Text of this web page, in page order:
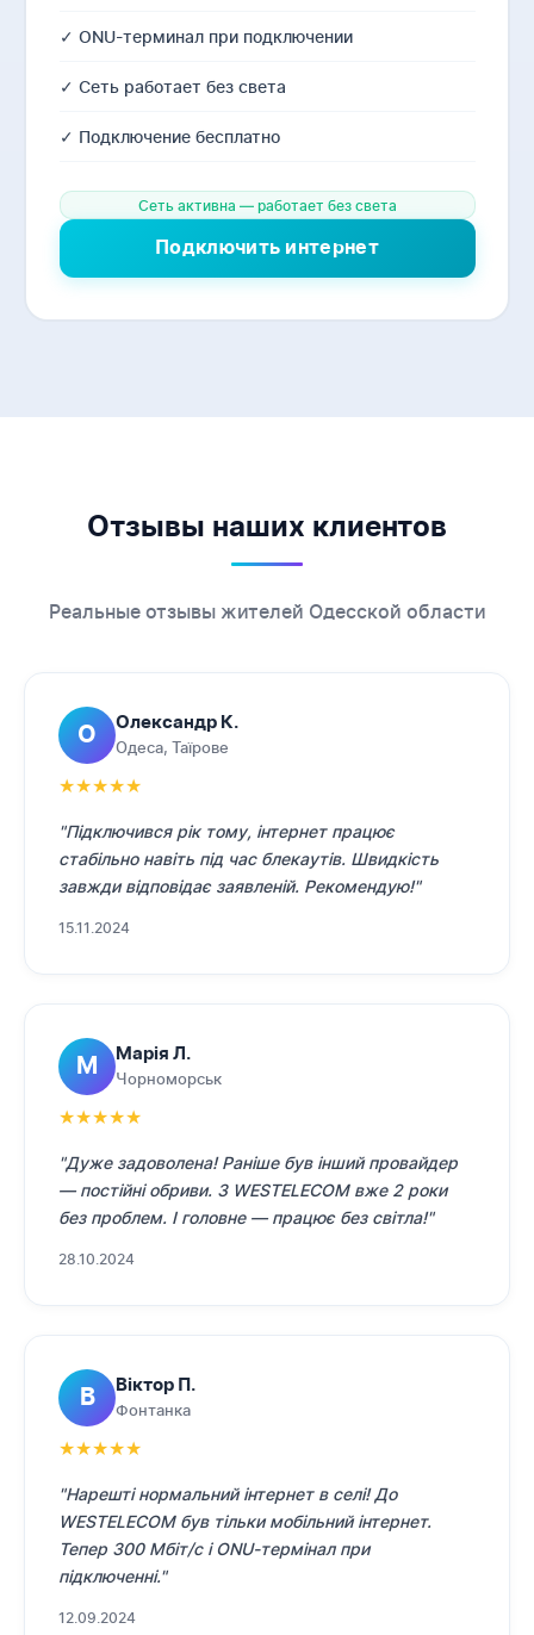
✓ ONU-терминал при подключении
✓ Сеть работает без света
✓ Подключение бесплатно
Сеть активна — работает без света
Подключить интернет
Отзывы наших клиентов
Реальные отзывы жителей Одесской области
О Олександр К.
Одеса, Таїрове
★★★★★
"Підключився рік тому, інтернет працює
стабільно навіть під час блекаутів. Швидкість
завжди відповідає заявленій. Рекомендую!"
15.11.2024
М Марія Л.
Чорноморськ
★★★★★
"Дуже задоволена! Раніше був інший провайдер
— постійні обриви. З WESTELECOM вже 2 роки
без проблем. І головне — працює без світла!"
28.10.2024
В Віктор П.
Фонтанка
★★★★★
"Нарешті нормальний інтернет в селі! До
WESTELECOM був тільки мобільний інтернет.
Тепер 300 Мбіт/с і ONU-термінал при
підключенні."
12.09.2024